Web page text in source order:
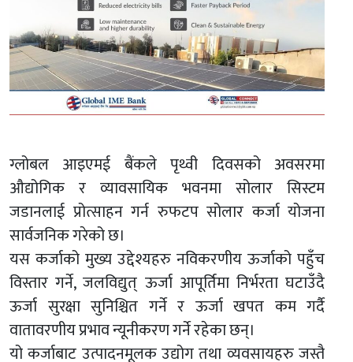
ग्लोबल आइएमई बैंकले पृथ्वी दिवसको अवसरमा
औद्योगिक र व्यावसायिक भवनमा सोलार सिस्टम
जडानलाई प्रोत्साहन गर्न रुफटप सोलार कर्जा योजना
सार्वजनिक गरेको छ।
यस कर्जाको मुख्य उद्देश्यहरु नविकरणीय ऊर्जाको पहुँच
विस्तार गर्ने, जलविद्युत् ऊर्जा आपूर्तिमा निर्भरता घटाउँदै
ऊर्जा सुरक्षा सुनिश्चित गर्ने र ऊर्जा खपत कम गर्दै
वातावरणीय प्रभाव न्यूनीकरण गर्ने रहेका छन्।
यो कर्जाबाट उत्पादनमूलक उद्योग तथा व्यवसायहरु जस्तै